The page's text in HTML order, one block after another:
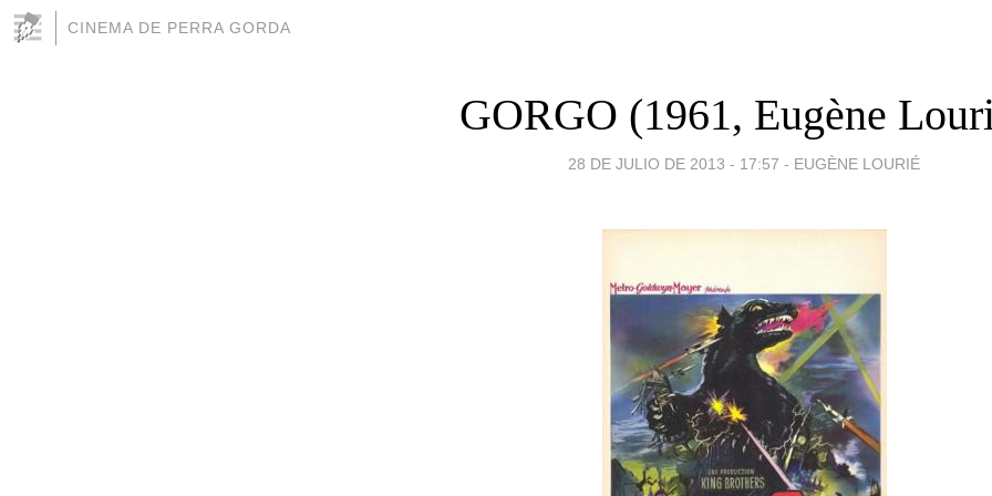
CINEMA DE PERRA GORDA
GORGO (1961, Eugène
28 DE JULIO DE 2013 - 17:57 - EUGÈNE LOURIÉ